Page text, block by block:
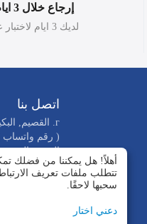
إرجاع خلال 3 ايام بدون فتح الكارتون
لديك 3 ايام لاختبار عملية الشراء الخاصة بك
اتصل بنا
г. القصيم, البكيرية - حى الزهرة
( رقم واتساب )
السبت-الجمعه 9.00 -
_عنوان الفروع
أهلاً! هل يمكننا من فضلك
تتطلب ملفات تعريف
سحبها لاحقًا.
دعني اختار